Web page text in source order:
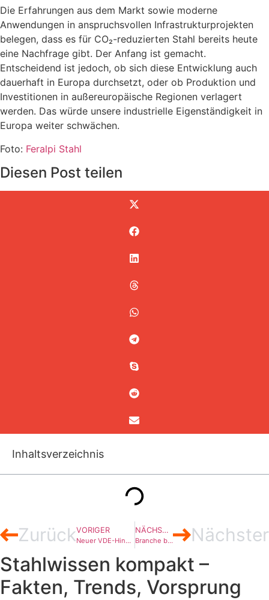
Die Erfahrungen aus dem Markt sowie moderne
Anwendungen in anspruchsvollen Infrastrukturprojekten
belegen, dass es für CO₂-reduzierten Stahl bereits heute
eine Nachfrage gibt. Der Anfang ist gemacht.
Entscheidend ist jedoch, ob sich diese Entwicklung auch
dauerhaft in Europa durchsetzt, oder ob Produktion und
Investitionen in außereuropäische Regionen verlagert
werden. Das würde unsere industrielle Eigenständigkeit in
Europa weiter schwächen.
Foto: Feralpi Stahl
Diesen Post teilen
Inhaltsverzeichnis
ZurückVORIGER
Neuer VDE-Hinweis kommt Elektrostahlwerken entgegen
NÄCHSTER
Branche bereit für die Zukunft Nächster
Stahlwissen kompakt –
Fakten, Trends, Vorsprung